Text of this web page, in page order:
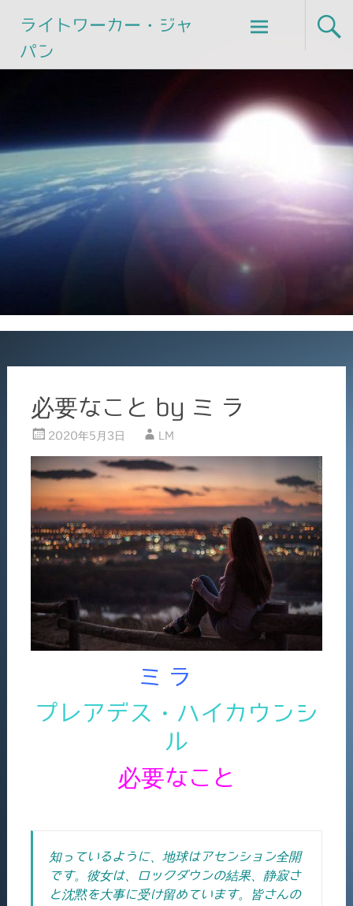
ライトワーカー・ジャ
パン
Skip
to
必要なこと by ミ ラ
2020年5月3日 LM
ミ ラ
プレアデス・ハイカウンシ
ル
必要なこと
知っているように、地球はアセンション全開
です。彼女は、ロックダウンの結果、静寂さ
と沈黙を大事に受け留めています。皆さんの